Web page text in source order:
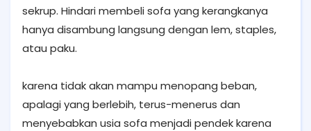
sekrup. Hindari membeli sofa yang kerangkanya
hanya disambung langsung dengan lem, staples,
atau paku.
karena tidak akan mampu menopang beban,
apalagi yang berlebih, terus-menerus dan
menyebabkan usia sofa menjadi pendek karena